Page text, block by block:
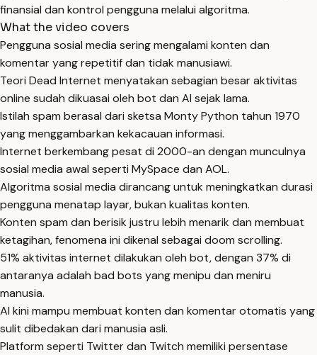
finansial dan kontrol pengguna melalui algoritma.
What the video covers
Pengguna sosial media sering mengalami konten dan
komentar yang repetitif dan tidak manusiawi.
Teori Dead Internet menyatakan sebagian besar aktivitas
online sudah dikuasai oleh bot dan AI sejak lama.
Istilah spam berasal dari sketsa Monty Python tahun 1970
yang menggambarkan kekacauan informasi.
Internet berkembang pesat di 2000-an dengan munculnya
sosial media awal seperti MySpace dan AOL.
Algoritma sosial media dirancang untuk meningkatkan durasi
pengguna menatap layar, bukan kualitas konten.
Konten spam dan berisik justru lebih menarik dan membuat
ketagihan, fenomena ini dikenal sebagai doom scrolling.
51% aktivitas internet dilakukan oleh bot, dengan 37% di
antaranya adalah bad bots yang menipu dan meniru
manusia.
AI kini mampu membuat konten dan komentar otomatis yang
sulit dibedakan dari manusia asli.
Platform seperti Twitter dan Twitch memiliki persentase